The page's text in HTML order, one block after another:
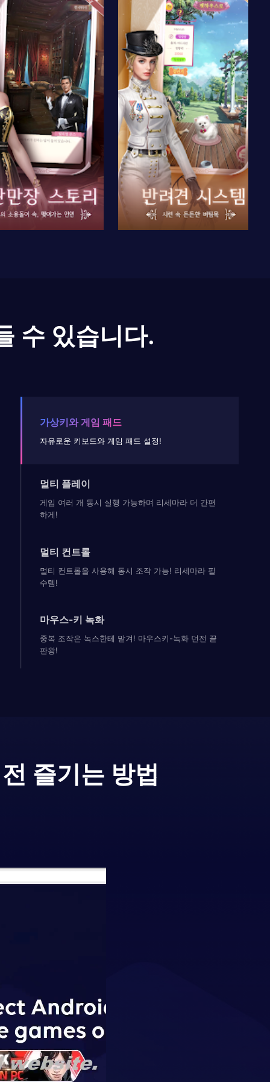
수 있습니다.
가상키와 게임 패드
자유로운 키보드와 게임 패드 설정!
멀티 플레이
게임 여러 개 동시 실행 가능하며 리세마라 더 간편
하게!
멀티 컨트롤
멀티 컨트롤을 사용해 동시 조작 가능! 리세마라 필
수템!
마우스-키 녹화
중복 조작은 녹스한테 맡겨! 마우스키-녹화 던전 끝
판왕!
즐기는 방법